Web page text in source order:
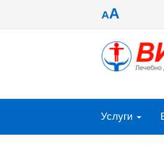
AA
Услуги